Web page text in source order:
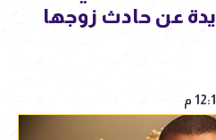
عن حادث زوجها